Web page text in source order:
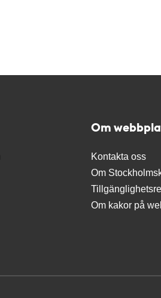
Om
Kontakta oss
Om
Om kakor på